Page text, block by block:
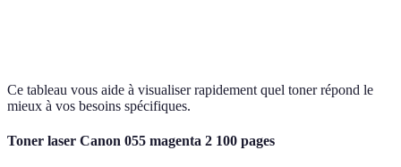
Ce tableau vous aide à visualiser rapidement quel toner répond le
mieux à vos besoins spécifiques.
Toner laser Canon 055 magenta 2 100 pages